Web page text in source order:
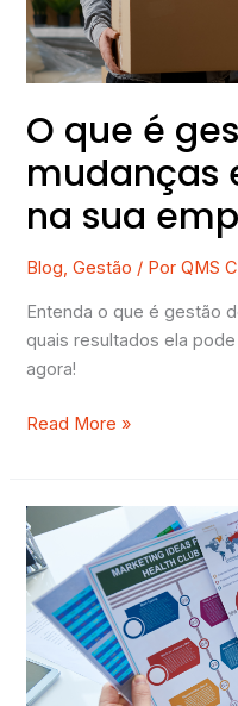
O que é
mudanças
na sua
Blog,Gestão / PorQMS
Entenda o que é gestão
quais resultados ela
agora!
como
aplicar
na
empresa?
Read More »
Gerenciando
riscos
no
processo
de
certificação
ISO